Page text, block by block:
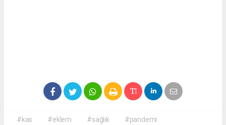
#kas #eklem #sağlık #pandemi